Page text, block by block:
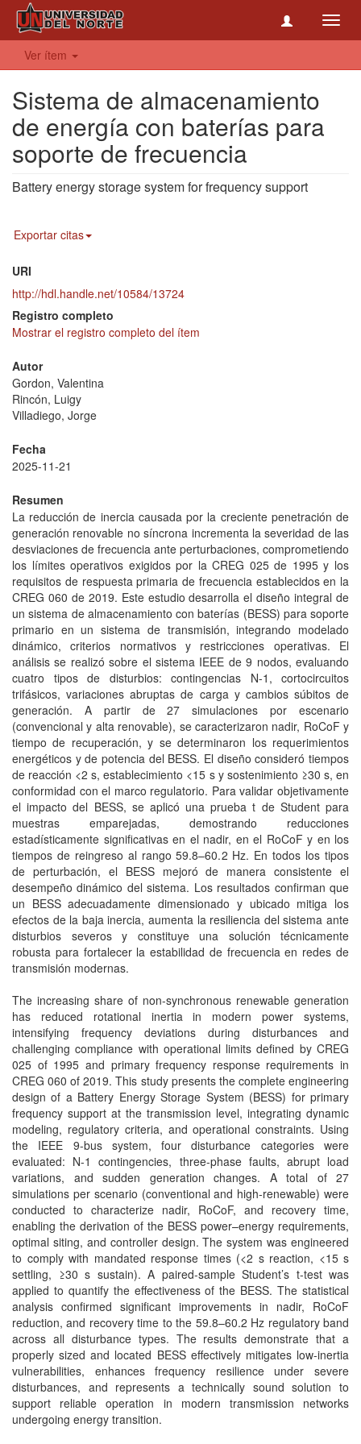
Ver ítem
Sistema de almacenamiento
de energía con baterías para
soporte de frecuencia
Battery energy storage system for frequency support
Exportar citas
URI
http://hdl.handle.net/10584/13724
Registro completo
Mostrar el registro completo del ítem
Autor
Gordon, Valentina
Rincón, Luigy
Villadiego, Jorge
Fecha
2025-11-21
Resumen
La reducción de inercia causada por la creciente penetración de
generación renovable no síncrona incrementa la severidad de las
desviaciones de frecuencia ante perturbaciones, comprometiendo
los límites operativos exigidos por la CREG 025 de 1995 y los
requisitos de respuesta primaria de frecuencia establecidos en la
CREG 060 de 2019. Este estudio desarrolla el diseño integral de
un sistema de almacenamiento con baterías (BESS) para soporte
primario en un sistema de transmisión, integrando modelado
dinámico, criterios normativos y restricciones operativas. El
análisis se realizó sobre el sistema IEEE de 9 nodos, evaluando
cuatro tipos de disturbios: contingencias N-1, cortocircuitos
trifásicos, variaciones abruptas de carga y cambios súbitos de
generación. A partir de 27 simulaciones por escenario
(convencional y alta renovable), se caracterizaron nadir, RoCoF y
tiempo de recuperación, y se determinaron los requerimientos
energéticos y de potencia del BESS. El diseño consideró tiempos
de reacción <2 s, establecimiento <15 s y sostenimiento ≥30 s, en
conformidad con el marco regulatorio. Para validar objetivamente
el impacto del BESS, se aplicó una prueba t de Student para
muestras emparejadas, demostrando reducciones
estadísticamente significativas en el nadir, en el RoCoF y en los
tiempos de reingreso al rango 59.8–60.2 Hz. En todos los tipos
de perturbación, el BESS mejoró de manera consistente el
desempeño dinámico del sistema. Los resultados confirman que
un BESS adecuadamente dimensionado y ubicado mitiga los
efectos de la baja inercia, aumenta la resiliencia del sistema ante
disturbios severos y constituye una solución técnicamente
robusta para fortalecer la estabilidad de frecuencia en redes de
transmisión modernas.
The increasing share of non-synchronous renewable generation
has reduced rotational inertia in modern power systems,
intensifying frequency deviations during disturbances and
challenging compliance with operational limits defined by CREG
025 of 1995 and primary frequency response requirements in
CREG 060 of 2019. This study presents the complete engineering
design of a Battery Energy Storage System (BESS) for primary
frequency support at the transmission level, integrating dynamic
modeling, regulatory criteria, and operational constraints. Using
the IEEE 9-bus system, four disturbance categories were
evaluated: N-1 contingencies, three-phase faults, abrupt load
variations, and sudden generation changes. A total of 27
simulations per scenario (conventional and high-renewable) were
conducted to characterize nadir, RoCoF, and recovery time,
enabling the derivation of the BESS power–energy requirements,
optimal siting, and controller design. The system was engineered
to comply with mandated response times (<2 s reaction, <15 s
settling, ≥30 s sustain). A paired-sample Student’s t-test was
applied to quantify the effectiveness of the BESS. The statistical
analysis confirmed significant improvements in nadir, RoCoF
reduction, and recovery time to the 59.8–60.2 Hz regulatory band
across all disturbance types. The results demonstrate that a
properly sized and located BESS effectively mitigates low-inertia
vulnerabilities, enhances frequency resilience under severe
disturbances, and represents a technically sound solution to
support reliable operation in modern transmission networks
undergoing energy transition.